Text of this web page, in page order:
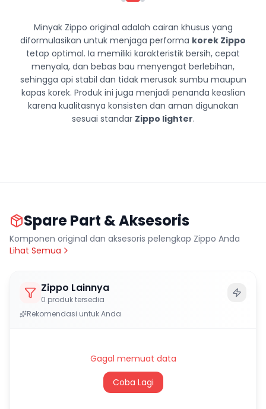
Minyak Zippo original adalah cairan khusus yang
diformulasikan untuk menjaga performa korek Zippo
tetap optimal. Ia memiliki karakteristik bersih, cepat
menyala, dan bebas bau menyengat berlebihan,
sehingga api stabil dan tidak merusak sumbu maupun
kapas korek. Produk ini juga menjadi penanda keaslian
karena kualitasnya konsisten dan aman digunakan
sesuai standar Zippo lighter.
Spare Part & Aksesoris
Komponen original dan aksesoris pelengkap Zippo Anda
Lihat Semua
Zippo Lainnya
0 produk tersedia
Rekomendasi untuk Anda
Gagal memuat data
Coba Lagi